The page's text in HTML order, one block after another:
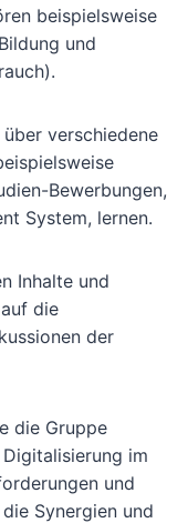
beispielsweise
und
verschiedene
Bewerbungen,
System, lernen.
Inhalte und
die
der
die Gruppe
im
und
Synergien und